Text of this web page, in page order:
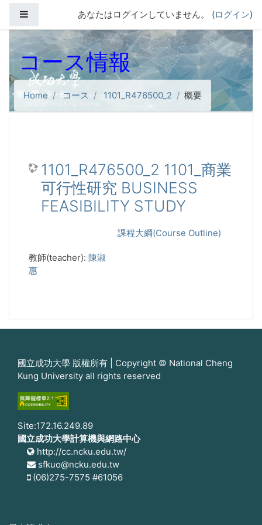
サイドパネルあなたはログインしていません。 (ログイン)
コース情報
Home コース 1101_R476500_2 概要
1101_R476500_2 1101_商業
可行性研究 BUSINESS
FEASIBILITY STUDY
課程大綱(Course Outline)
教師(teacher): 陳淑
惠
國立成功大學 版權所有 | Copyright © National Cheng
Kung University all rights reserved
Site:172.16.249.89
國立成功大學計算機與網路中心
http://cc.ncku.edu.tw/
sfkuo@ncku.edu.tw
(06)275-7575 #61056